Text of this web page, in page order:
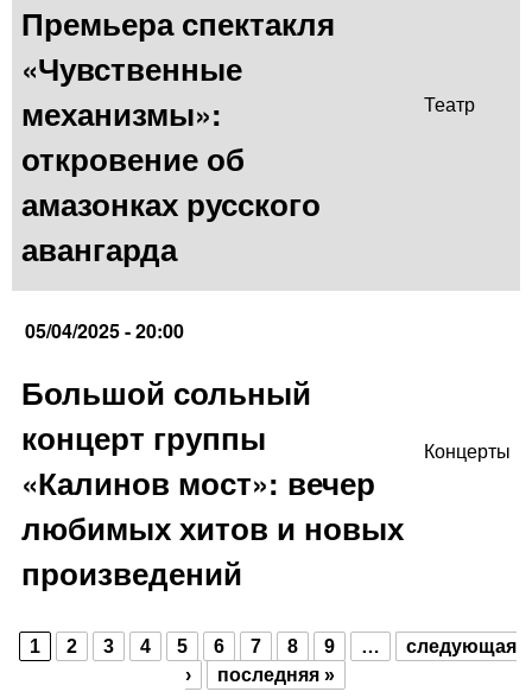
Премьера спектакля
«Чувственные
механизмы»:
откровение об
амазонках русского
авангарда
Театр
05/04/2025 - 20:00
Большой сольный
концерт группы
«Калинов мост»: вечер
любимых хитов и новых
произведений
Концерты
Страницы
1 2 3 4 5 6 7 8 9 …
следующая
›
последняя »